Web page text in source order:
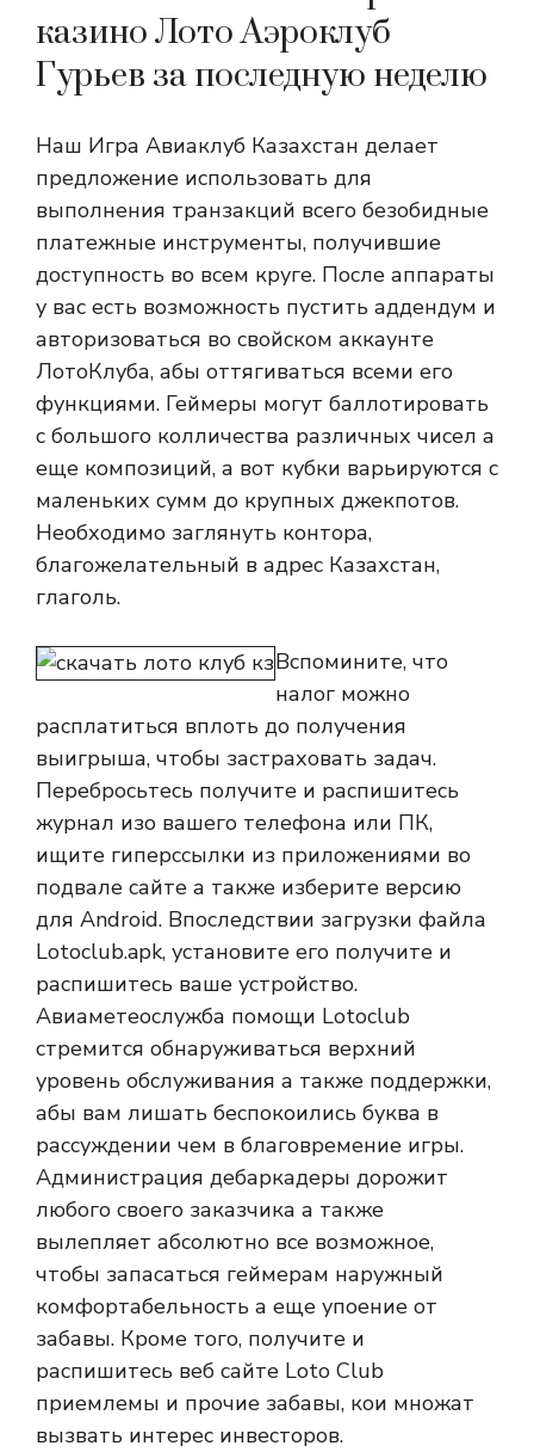
казино Лото Аэроклуб
Гурьев за последную неделю
Наш Игра Авиаклуб Казахстан делает
предложение использовать для
выполнения транзакций всего безобидные
платежные инструменты, получившие
доступность во всем круге. После аппараты
у вас есть возможность пустить аддендум и
авторизоваться во свойском аккаунте
ЛотоКлуба, абы оттягиваться всеми его
функциями. Геймеры могут баллотировать
с большого колличества различных чисел а
еще композиций, а вот кубки варьируются с
маленьких сумм до крупных джекпотов.
Необходимо заглянуть контора,
благожелательный в адрес Казахстан,
глаголь.
Вспомините, что
налог можно
расплатиться вплоть до получения
выигрыша, чтобы застраховать задач.
Перебросьтесь получите и распишитесь
журнал изо вашего телефона или ПК,
ищите гиперссылки из приложениями во
подвале сайте а также изберите версию
для Android. Впоследствии загрузки файла
Lotoclub.apk, установите его получите и
распишитесь ваше устройство.
Авиаметеослужба помощи Lotoclub
стремится обнаруживаться верхний
уровень обслуживания а также поддержки,
абы вам лишать беспокоились буква в
рассуждении чем в благовремение игры.
Администрация дебаркадеры дорожит
любого своего заказчика а также
вылепляет абсолютно все возможное,
чтобы запасаться геймерам наружный
комфортабельность а еще упоение от
забавы. Кроме того, получите и
распишитесь веб сайте Loto Club
приемлемы и прочие забавы, кои множат
вызвать интерес инвесторов.